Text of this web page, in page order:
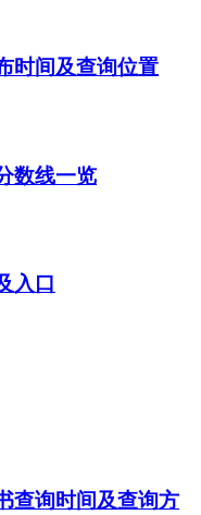
时间及查询位置
数线一览
入口
查询时间及查询方